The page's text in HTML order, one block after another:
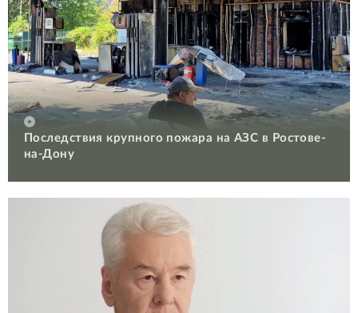
Последствия крупного пожара на АЗС в Ростове-
на-Дону